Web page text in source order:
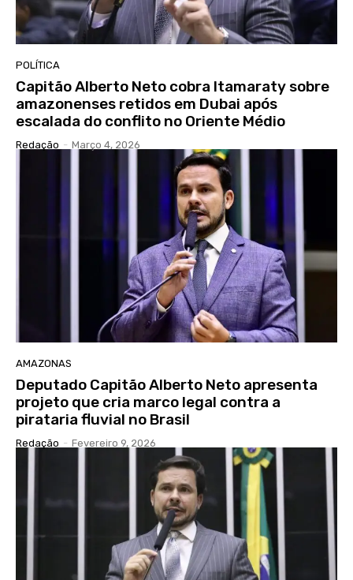
POLÍTICA
Capitão Alberto Neto cobra Itamaraty sobre
amazonenses retidos em Dubai após
escalada do conflito no Oriente Médio
Redação - Março 4, 2026
AMAZONAS
Deputado Capitão Alberto Neto apresenta
projeto que cria marco legal contra a
pirataria fluvial no Brasil
Redação - Fevereiro 9, 2026